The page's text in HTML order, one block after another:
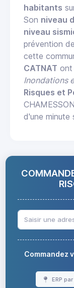
habitants
Son niveau
niveau
prévention
cette
CATNAT ont
Inondations
Risques et
d'une minute
Commandez
ERP